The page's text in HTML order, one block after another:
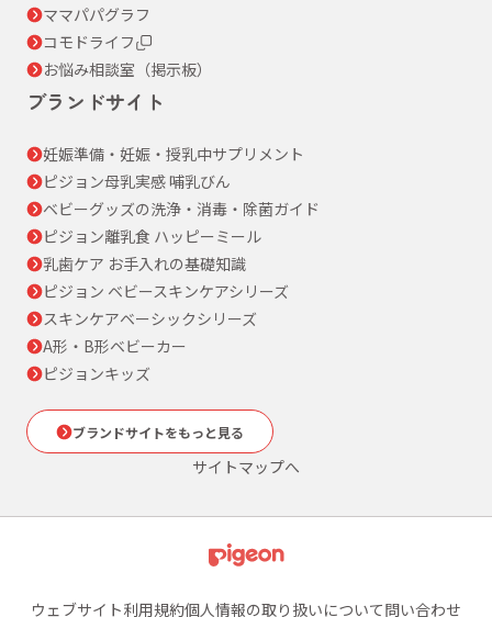
ママパパグラフ
コモドライフ
お悩み相談室（掲示板）
ブランドサイト
妊娠準備・妊娠・授乳中サプリメント
ピジョン母乳実感 哺乳びん
ベビーグッズの洗浄・消毒・除菌ガイド
ピジョン離乳食 ハッピーミール
乳歯ケア お手入れの基礎知識
ピジョン ベビースキンケアシリーズ
スキンケアベーシックシリーズ
A形・B形ベビーカー
ピジョンキッズ
ブランドサイトをもっと見る
サイトマップへ
ウェブサイト利用規約個人情報の取り扱いについて問い合わせ